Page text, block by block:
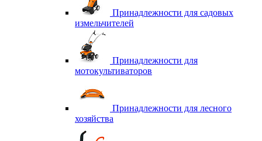
Принадлежности для садовых
измельчителей
Принадлежности для
мотокультиваторов
Принадлежности для лесного
хозяйства